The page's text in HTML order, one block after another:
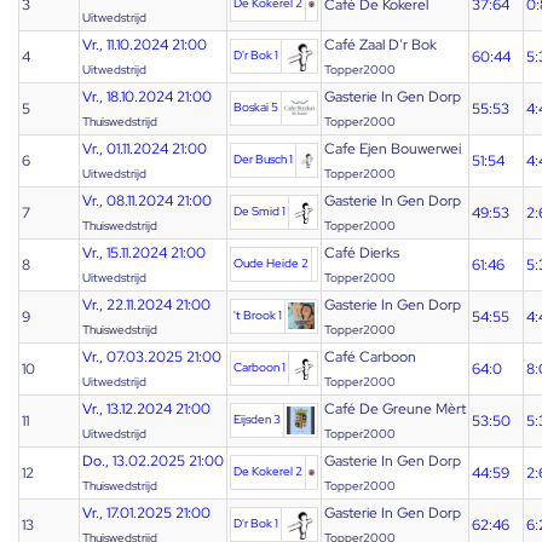
3
Uitwedstrijd
Café De Kokerel 37:64
4
Vr., 11.10.2024 21:00
Uitwedstrijd
D'r Bok 1
Café Zaal D’r Bok
Topper2000
60:44
5
Vr., 18.10.2024 21:00
Thuiswedstrijd
Boskai 5
Gasterie In Gen Dorp
Topper2000
55:53
6
Vr., 01.11.2024 21:00
Uitwedstrijd
Der Busch 1
Cafe Ejen Bouwerwei
Topper2000
51:54
7
Vr., 08.11.2024 21:00
Thuiswedstrijd
De Smid 1
Gasterie In Gen Dorp
Topper2000
49:53
8
Vr., 15.11.2024 21:00
Uitwedstrijd
Oude Heide 2
Café Dierks
Topper2000
61:46
9
Vr., 22.11.2024 21:00
Thuiswedstrijd
't Brook 1
Gasterie In Gen Dorp
Topper2000
54:55
10
Vr., 07.03.2025 21:00
Uitwedstrijd
Carboon 1
Café Carboon
Topper2000
64:0
11
Vr., 13.12.2024 21:00
Uitwedstrijd
Eijsden 3
Café De Greune Mèrt
Topper2000
53:50
12
Do., 13.02.2025 21:00
Thuiswedstrijd
De Kokerel 2
Gasterie In Gen Dorp
Topper2000
44:59
13
Vr., 17.01.2025 21:00
Thuiswedstrijd
D'r Bok 1
Gasterie In Gen Dorp
Topper2000
62:46